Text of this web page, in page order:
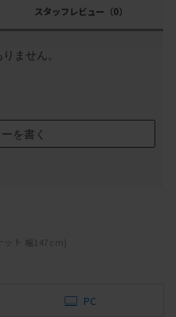
スタッフレビュー （0）
ません。
を書く
ト 幅147cm)
PC